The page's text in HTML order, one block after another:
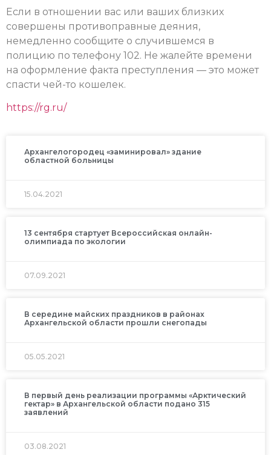
Если в отношении вас или ваших близких
совершены противоправные деяния,
немедленно сообщите о случившемся в
полицию по телефону 102. Не жалейте времени
на оформление факта преступления — это может
спасти чей-то кошелек.
https://rg.ru/
Архангелогородец «заминировал» здание
областной больницы
15.04.2021
13 сентября стартует Всероссийская онлайн-
олимпиада по экологии
07.09.2021
В середине майских праздников в районах
Архангельской области прошли снегопады
05.05.2021
В первый день реализации программы «Арктический
гектар» в Архангельской области подано 315
заявлений
03.08.2021